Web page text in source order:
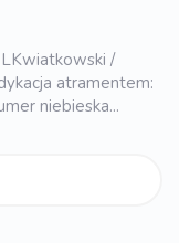
/
atramentem:
niebieska...